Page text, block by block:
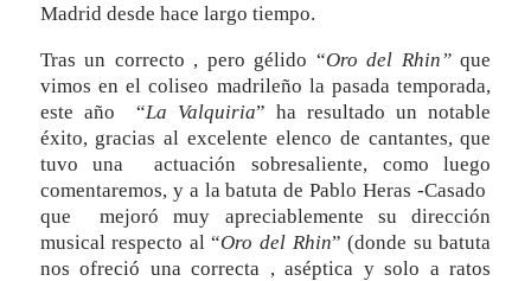
Madrid desde hace largo tiempo.
Tras un correcto , pero gélido “Oro del Rhin”que
vimos en el coliseo madrileño la pasada temporada,
este año “La Valquiria” ha resultado un notable
éxito, gracias al excelente elenco de cantantes, que
tuvo una actuación sobresaliente, como luego
comentaremos, y a la batuta de Pablo Heras -Casado
que mejoró muy apreciablemente su dirección
musical respecto al “Oro del Rhin” (donde su batuta
nos ofreció una correcta , aséptica y solo a ratos